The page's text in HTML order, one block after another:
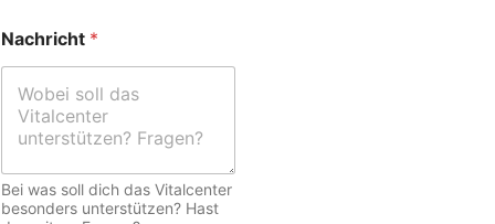
Nachricht *
Bei was soll dich das Vitalcenter
besonders unterstützen? Hast